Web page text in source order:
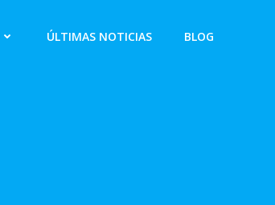
ÚLTIMAS NOTICIAS BLOG